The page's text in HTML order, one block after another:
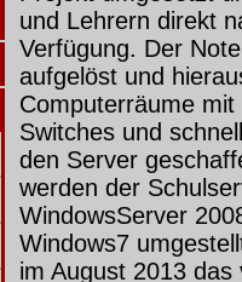
und Lehrern direkt
Verfügung. Der
aufgelöst und
Computerräume
Switches und
den Server
werden der
WindowsServer
Windows7
im August 2013 das